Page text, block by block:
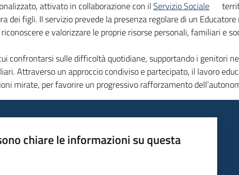
attivato in collaborazione con il Servizio Sociale
dei figli. Il servizio prevede la presenza regolare di un
e valorizzare le proprie risorse personali, familiari e
confrontarsi sulle difficoltà quotidiane, supportando i genitori
Attraverso un approccio condiviso e partecipato, il lavoro
mirate, per favorire un progressivo rafforzamento
chiare le informazioni su questa